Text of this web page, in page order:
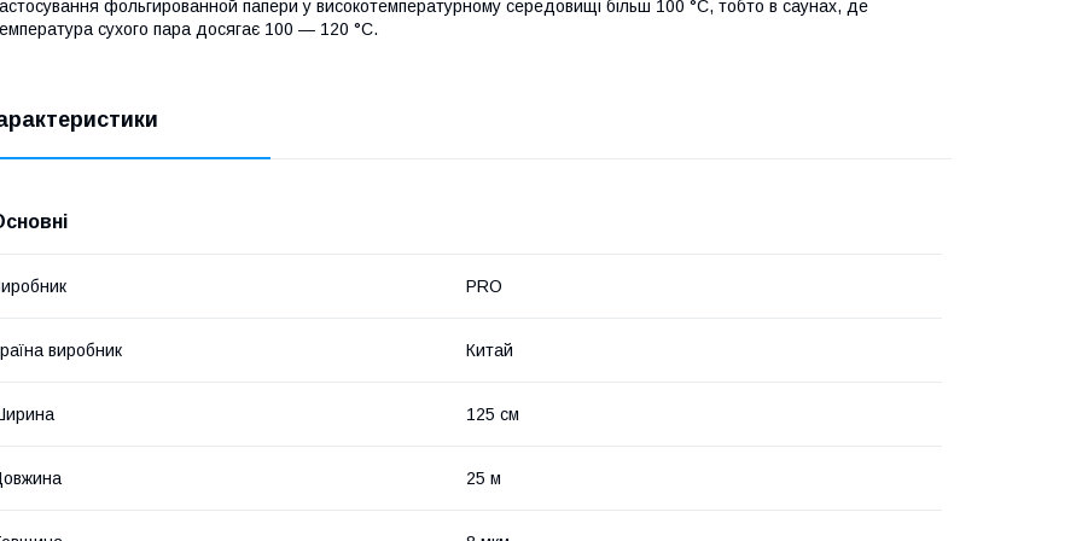
фольгированной папери у високотемпературному середовищі більш 100 °С, тобто в саунах, де
сухого пара досягає 100 ― 120 °С.
PRO
виробник Китай
125 см
25 м